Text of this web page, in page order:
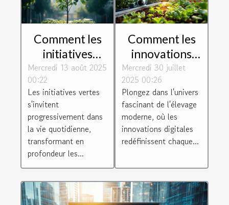
Comment les
initiatives
vertes
transforment-
elles notre
quotidien ?
Mercredi 13 août 2025
00:22
Les initiatives vertes
s'invitent
progressivement dans
la vie quotidienne,
transformant en
profondeur les...
Comment les
innovations
digitales
transforment-
elles l'élevage
moderne ?
Mercredi 30 juillet
2025 00:26
Plongez dans l'univers
fascinant de l'élevage
moderne, où les
innovations digitales
redéfinissent chaque...